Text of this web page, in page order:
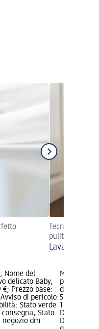
Tecniche per
puliti
Lavare i
Nome del
delicato Baby,
€; Prezzo base:
di pericolo:
Stato verde
Stato
dm
Marca:
prodotto:
d'arancio e
5,99 €;
1 l); Avviso
Disponibile